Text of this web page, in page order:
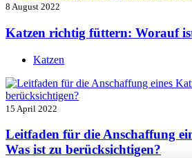
8 August 2022
Katzen richtig füttern: Worauf
Katzen
15 April 2022
Leitfaden für die Anschaffung
Was ist zu berücksichtigen?